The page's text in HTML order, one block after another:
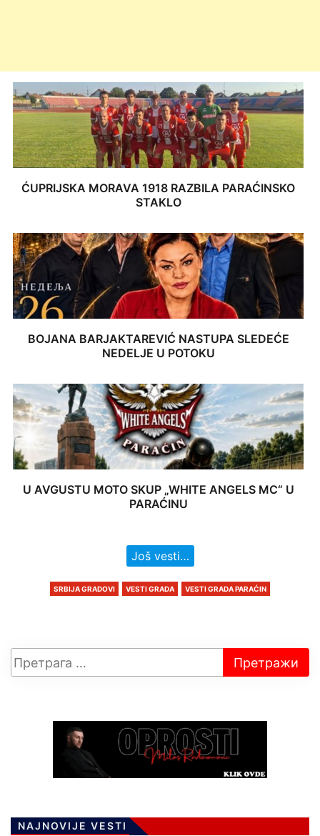
ĆUPRIJSKA MORAVA 1918 RAZBILA PARAĆINSKO
STAKLO
BOJANA BARJAKTAREVIĆ NASTUPA SLEDEĆE
NEDELJE U POTOKU
U AVGUSTU MOTO SKUP „WHITE ANGELS MC“ U
PARAĆINU
Još vesti…
SRBIJA GRADOVI VESTI GRADA VESTI GRADA PARAĆIN
NAJNOVIJE VESTI